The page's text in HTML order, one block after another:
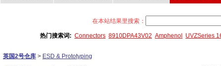
在本站结果里搜索：
热门搜索词: Connectors 8910DPA43V02 Amphenol UVZSeries
英国2号仓库 > ESD & Prototyping